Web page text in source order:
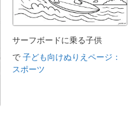
サーフボードに乗る子供
で 子ども向けぬりえページ：
スポーツ